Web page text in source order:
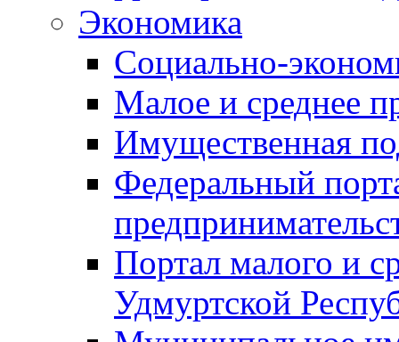
Экономика
Социально-
Малое и среднее
Имущественная
Федеральный
Портал малого и
Удмуртской